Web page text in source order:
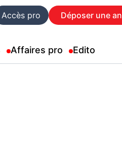
Accès pro Déposer une
Affaires pro Edito